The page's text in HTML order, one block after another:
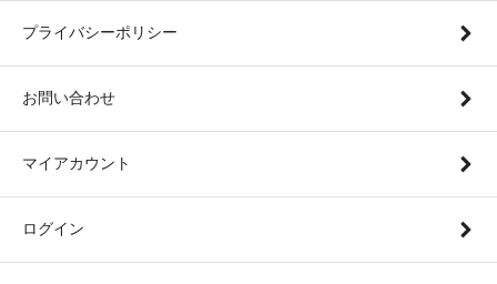
プライバシーポリシー
お問い合わせ
マイアカウント
ログイン